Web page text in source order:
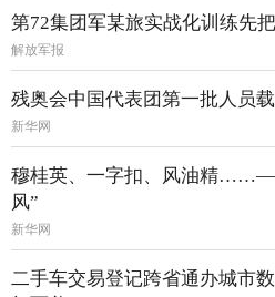
第72集团军某旅实战化训练先
解放军报
残奥会中国代表团第一批人员
新华网
穆桂英、一字扣、风油精
风”
新华网
二手车交易登记跨省通办城市